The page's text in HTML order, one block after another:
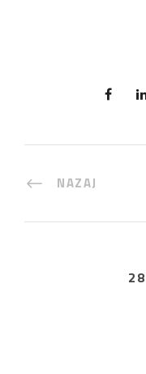
NAZAJ